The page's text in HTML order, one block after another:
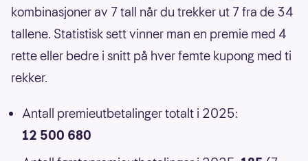
kombinasjoner av 7 tall når du trekker ut 7 fra de 34
tallene. Statistisk sett vinner man en premie med 4
rette eller bedre i snitt på hver femte kupong med ti
rekker.
Antall premieutbetalinger totalt i 2025:
12 500 680